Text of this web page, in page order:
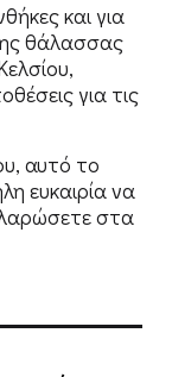
και για
θάλασσας
για τις
αυτό το
ευκαιρία να
στα